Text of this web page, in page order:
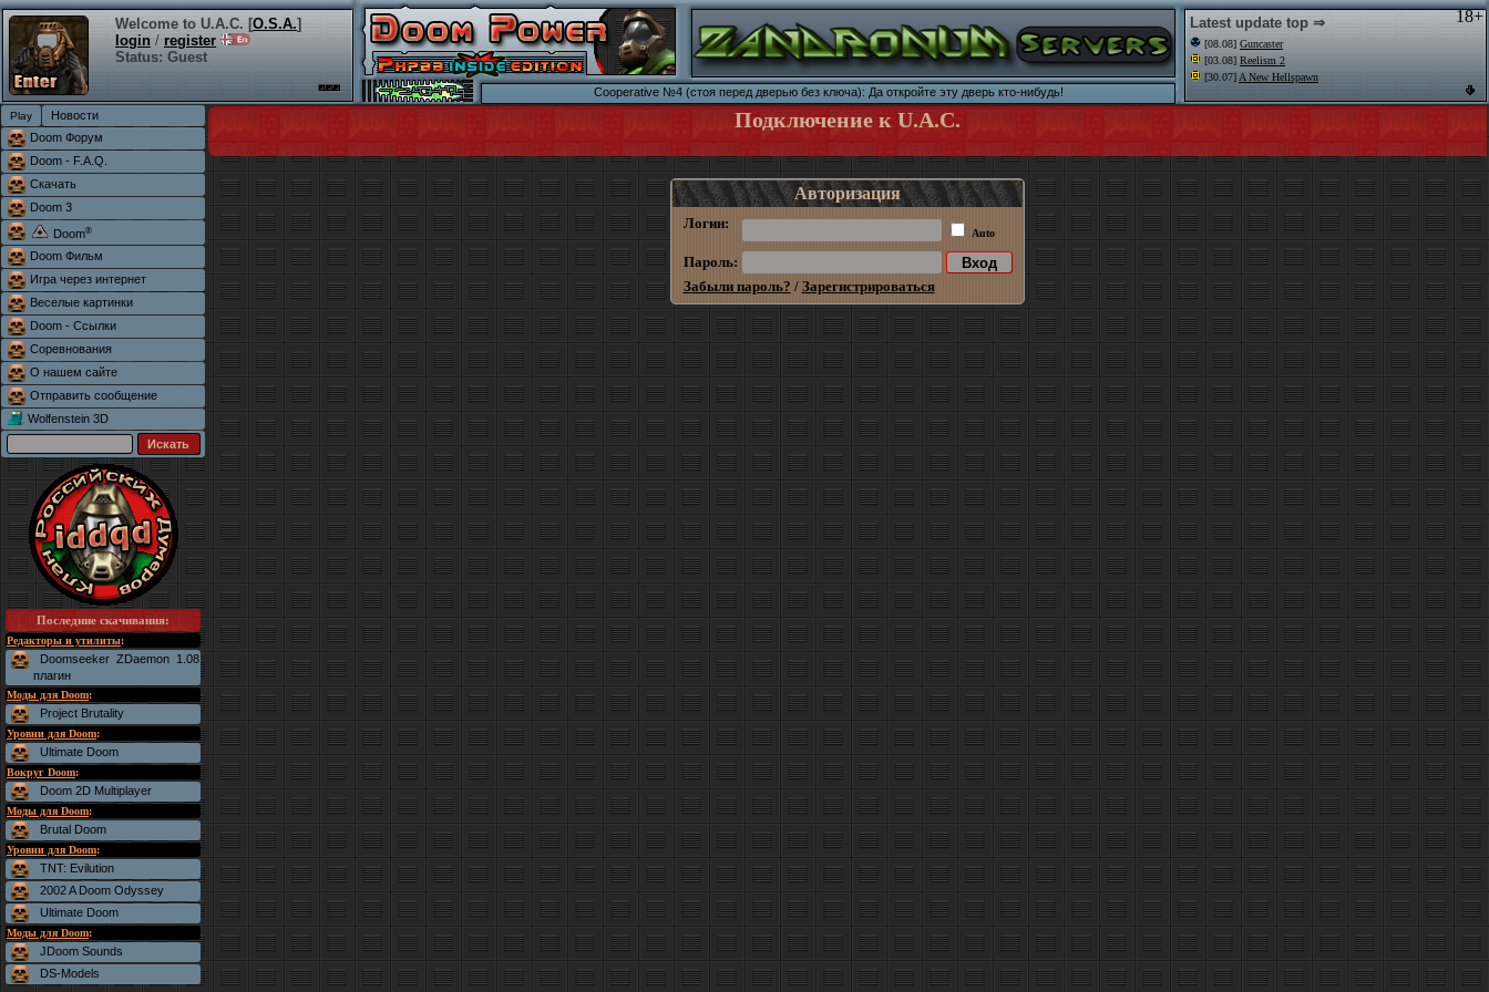
18+
Welcome to U.A.C. [O.S.A.]
login / register
Status: Guest
Latest update top ⇒
[08.08] Guncaster
[03.08] Reelism 2
[30.07] A New Hellspawn
Cooperative №4 (стоя перед дверью без ключа): Да откройте эту дверь кто-нибудь!
Новости
Doom Форум
Doom - F.A.Q.
Скачать
Doom 3
Doom®
Doom Фильм
Игра через интернет
Веселые картинки
Doom - Ссылки
Соревнования
О нашем сайте
Отправить сообщение
Wolfenstein 3D
Последние скачивания:
Редакторы и утилиты:
Doomseeker ZDaemon 1.08
плагин
Моды для Doom:
Project Brutality
Уровни для Doom:
Ultimate Doom
Вокруг Doom:
Doom 2D Multiplayer
Моды для Doom:
Brutal Doom
Уровни для Doom:
TNT: Evilution
2002 A Doom Odyssey
Ultimate Doom
Моды для Doom:
JDoom Sounds
DS-Models
Подключение к U.A.C.
Авторизация
Логин:
Auto
Пароль:
Забыли пароль? / Зарегистрироваться